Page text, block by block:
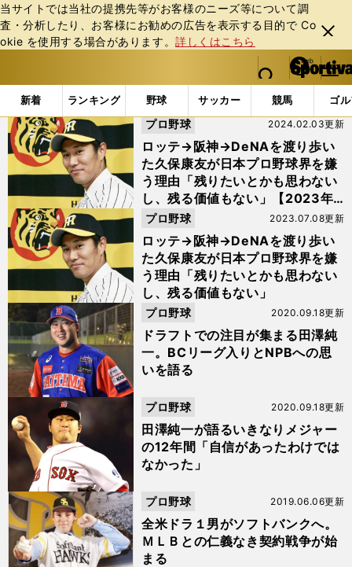
当サイトでは当社の提携先等がお客様のニーズ等について調
査・分析したり、お客様にお勧めの広告を表⽰する⽬的で Co
okie を使⽤する場合があります。詳しくはこちら
閉じ
る
web Sportiva (webスポルティーバ)
検索
マイペ
ー
ジ
メニュ
新着 ランキング 野球 サッカー 競馬 ゴ
b
ス
ポ
ル
テ
ィ
バ
「#田澤ルール」の最新ニュース・ 情報
ロッテ→阪神→DeNAを渡り歩い
た久保康友が日本プロ野球界を嫌
う理由「残りたいとかも思わない
し、残る価値もない」【2023年
人気記事】
2024.02.03更新
プロ野球
ロッテ→阪神→DeNAを渡り歩い
た久保康友が日本プロ野球界を嫌
う理由「残りたいとかも思わない
し、残る価値もない」
2023.07.08更新
プロ野球
ドラフトでの注目が集まる田澤純
一。BCリーグ入りとNPBへの思
いを語る
2020.09.18更新
プロ野球
田澤純一が語るいきなりメジャー
の12年間「自信があったわけでは
なかった」
2020.09.18更新
プロ野球
全米ドラ１男がソフトバンクへ。
ＭＬＢとの仁義なき契約戦争が始
まる
2019.06.06更新
プロ野球